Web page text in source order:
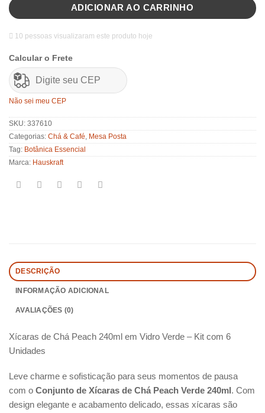
R$189,00
ADICIONAR AO CARRINHO
10 pessoas visualizaram este produto hoje
Calcular o Frete
Não sei meu CEP
SKU: 337610
Categorias: Chá & Café, Mesa Posta
Tag: Botânica Essencial
Marca: Hauskraft
DESCRIÇÃO
INFORMAÇÃO ADICIONAL
AVALIAÇÕES (0)
Xícaras de Chá Peach 240ml em Vidro Verde – Kit com 6
Unidades
Leve charme e sofisticação para seus momentos de pausa
com o Conjunto de Xícaras de Chá Peach Verde 240ml. Com
design elegante e acabamento delicado, essas xícaras são